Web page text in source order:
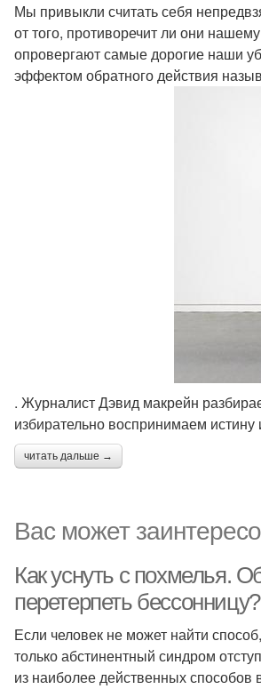
Мы привыкли считать себя
от того, противоречит ли они
опровергают самые дорогие наши
эффектом обратного действия
. Журналист Дэвид макрейн
избирательно воспринимаем
читать дальше →
Вас может
Как уснуть с похмелья.
перетерпеть бессонницу?
Если человек не может найти
только абстинентный синдром
из наиболее действенных способов